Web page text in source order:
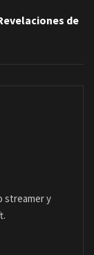
de
streamer y